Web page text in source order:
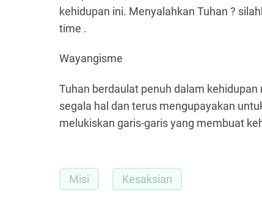
kehidupan ini. Menyalahkan Tuhan ?
time .
Wayangisme
Tuhan berdaulat penuh dalam
segala hal dan terus mengupayakan
melukiskan garis-garis yang membuat
Misi Kesaksian